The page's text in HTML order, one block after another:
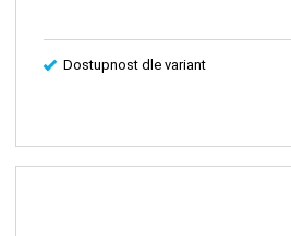
Dostupnost dle variant